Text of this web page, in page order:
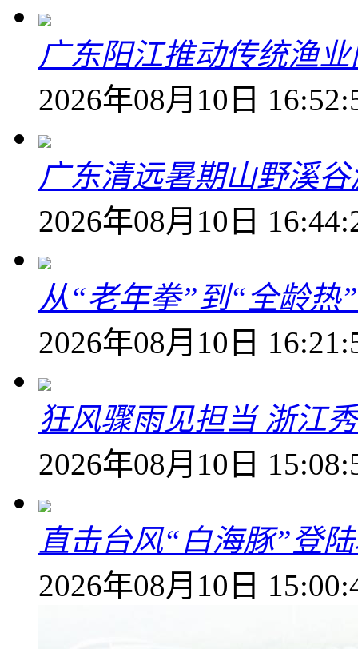
广东阳江推动传统渔
2026年08月10日
广东清远暑期山野溪
2026年08月10日
从“老年拳”到“全龄热
2026年08月10日
狂风骤雨见担当 浙江
2026年08月10日
直击台风“白海豚”登
2026年08月10日